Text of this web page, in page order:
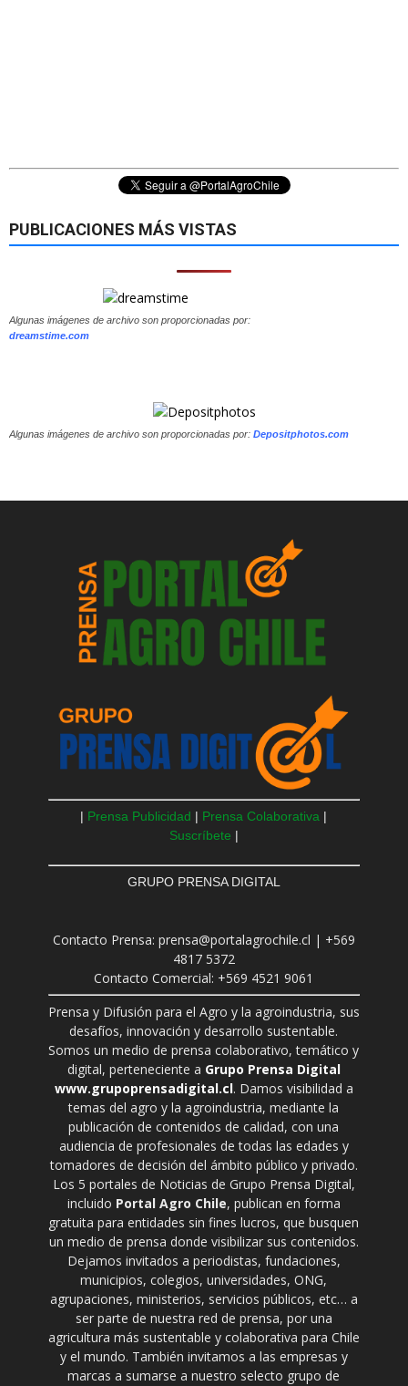
PUBLICACIONES MÁS VISTAS
Algunas imágenes de archivo son proporcionadas por:
dreamstime.com
Algunas imágenes de archivo son proporcionadas por: Depositphotos.com
| Prensa Publicidad | Prensa Colaborativa |
Suscríbete |
GRUPO PRENSA DIGITAL
Contacto Prensa: prensa@portalagrochile.cl | +569
4817 5372
Contacto Comercial: +569 4521 9061
Prensa y Difusión para el Agro y la agroindustria, sus
desafíos, innovación y desarrollo sustentable.
Somos un medio de prensa colaborativo, temático y
digital, perteneciente a Grupo Prensa Digital
www.grupoprensadigital.cl. Damos visibilidad a
temas del agro y la agroindustria, mediante la
publicación de contenidos de calidad, con una
audiencia de profesionales de todas las edades y
tomadores de decisión del ámbito público y privado.
Los 5 portales de Noticias de Grupo Prensa Digital,
incluido Portal Agro Chile, publican en forma
gratuita para entidades sin fines lucros, que busquen
un medio de prensa donde visibilizar sus contenidos.
Dejamos invitados a periodistas, fundaciones,
municipios, colegios, universidades, ONG,
agrupaciones, ministerios, servicios públicos, etc… a
ser parte de nuestra red de prensa, por una
agricultura más sustentable y colaborativa para Chile
y el mundo. También invitamos a las empresas y
marcas a sumarse a nuestro selecto grupo de